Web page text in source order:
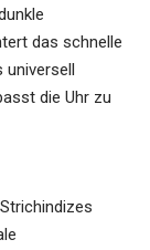
das schnelle
universell
die Uhr zu